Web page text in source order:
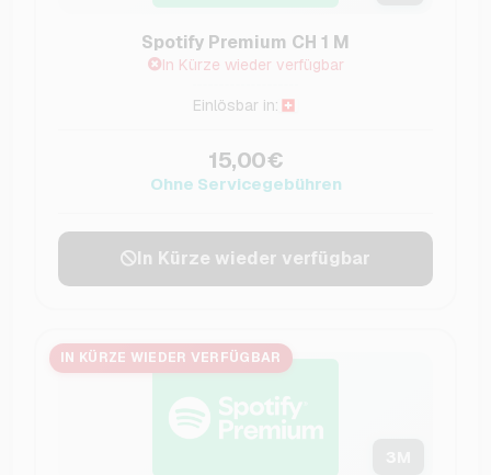
Spotify Premium CH 1 M
In Kürze wieder verfügbar
Einlösbar in:
15,00€
Ohne Servicegebühren
In Kürze wieder verfügbar
IN KÜRZE WIEDER VERFÜGBAR